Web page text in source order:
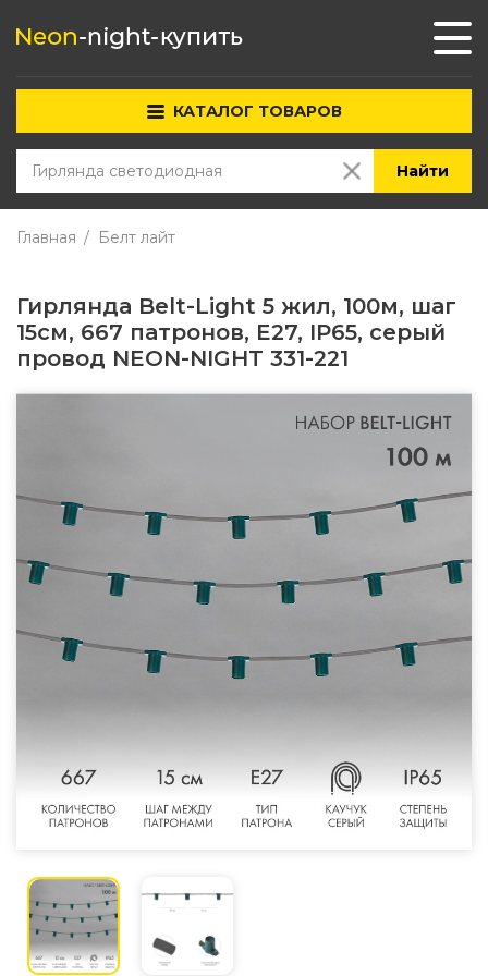
КАТАЛОГ ТОВАРОВ
Найти
Главная Белт лайт
Гирлянда Belt-Light 5 жил, 100м, шаг
15см, 667 патронов, E27, IP65, серый
провод NEON-NIGHT 331-221